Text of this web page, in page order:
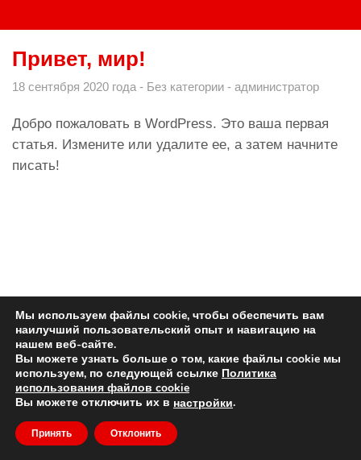
Привет, мир!
18 сентября 2020 года Без категории администратор
Добро пожаловать в WordPress. Это ваша первая
статья. Измените или удалите ее, а затем начните
писать!
© Авторские права
Учебное пособие
Мы используем файлы cookie, чтобы обеспечить вам
наилучший пользовательский опыт и навигацию на
нашем веб-сайте.
Вы можете узнать больше о том, какие файлы cookie мы
используем, по следующей ссылке Политика
использования файлов cookie
Вы можете отключить их в настройки.
Принять Отклонить